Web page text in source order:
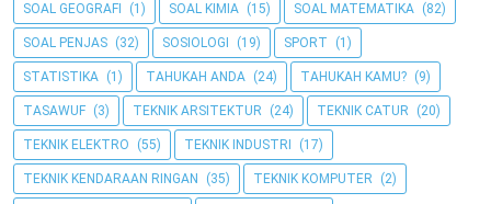
SOAL GEOGRAFI (1) SOAL KIMIA (15) SOAL MATEMATIKA (82)
SOAL PENJAS (32) SOSIOLOGI (19) SPORT (1)
STATISTIKA (1) TAHUKAH ANDA (24) TAHUKAH KAMU? (9)
TASAWUF (3) TEKNIK ARSITEKTUR (24) TEKNIK CATUR (20)
TEKNIK ELEKTRO (55) TEKNIK INDUSTRI (17)
TEKNIK KENDARAAN RINGAN (35) TEKNIK KOMPUTER (2)